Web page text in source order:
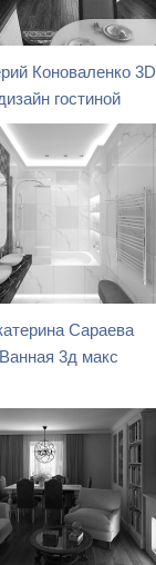
Коноваленко 3D
гостиной
Сараева
Ванная 3д макс